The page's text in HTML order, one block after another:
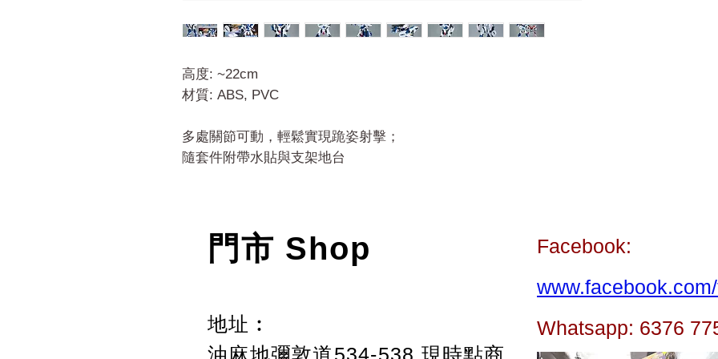
高度: ~22cm
材質: ABS, PVC
多處關節可動，輕鬆實現跪姿射擊；
隨套件附帶水貼與支架地台
門市 Shop
地址︰
油麻地彌敦道534-538 現時點商
Facebook:
Whatsapp: 6376